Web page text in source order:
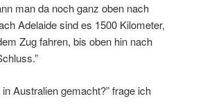
man da noch ganz oben nach
Adelaide sind es 1500 Kilometer,
Zug fahren, bis oben hin nach
Australien gemacht?” frage ich